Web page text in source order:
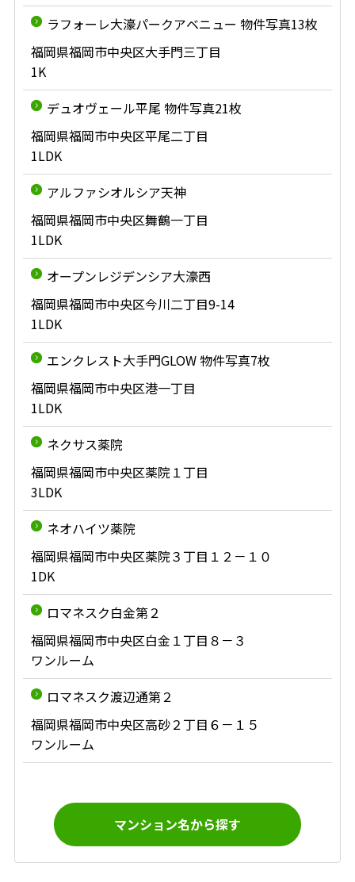
ラフォーレ大濠パークアベニュー 物件写真13枚
福岡県福岡市中央区大手門三丁目
1K
デュオヴェール平尾 物件写真21枚
福岡県福岡市中央区平尾二丁目
1LDK
アルファシオルシア天神
福岡県福岡市中央区舞鶴一丁目
1LDK
オープンレジデンシア大濠西
福岡県福岡市中央区今川二丁目9-14
1LDK
エンクレスト大手門GLOW 物件写真7枚
福岡県福岡市中央区港一丁目
1LDK
ネクサス薬院
福岡県福岡市中央区薬院１丁目
3LDK
ネオハイツ薬院
福岡県福岡市中央区薬院３丁目１２－１０
1DK
ロマネスク白金第２
福岡県福岡市中央区白金１丁目８－３
ワンルーム
ロマネスク渡辺通第２
福岡県福岡市中央区高砂２丁目６－１５
ワンルーム
マンション名から探す